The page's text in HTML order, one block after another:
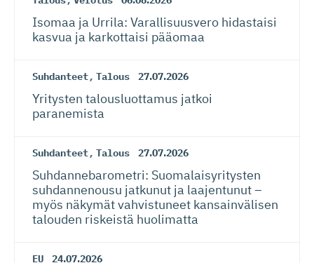
Isomaa ja Urrila: Varallisuusvero hidastaisi
kasvua ja karkottaisi pääomaa
Suhdanteet, Talous 27.07.2026
Yritysten talousluottamus jatkoi
paranemista
Suhdanteet, Talous 27.07.2026
Suhdanneba­ro­metri: Suomalaisy­ri­tysten
suhdannenousu jatkunut ja laajentunut –
myös näkymät vahvistuneet kansainvälisen
talouden riskeistä huolimatta
EU 24.07.2026